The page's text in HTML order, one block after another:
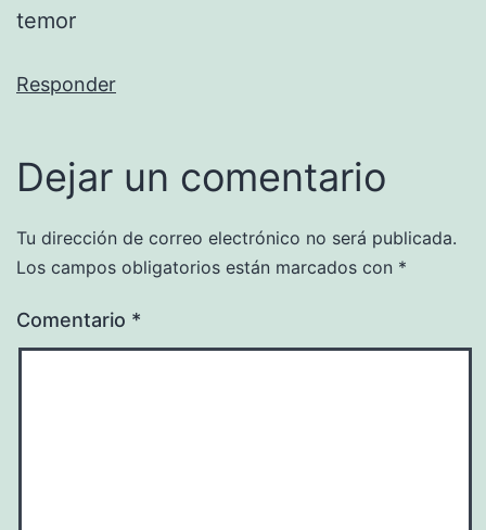
temor
Responder
Dejar un comentario
Tu dirección de correo electrónico no será publicada.
Los campos obligatorios están marcados con *
Comentario *